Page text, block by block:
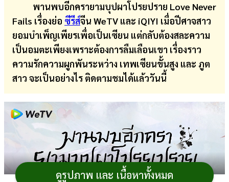
พานพบอีกครายามบุปผาโปรยปราย Love Never
Fails เรื่องย่อ ซีรีส์จีน WeTV และ iQIYI เมื่อปีศาจสาว
ยอมบำเพ็ญเพียรเพื่อเป็นเซียน แต่กลับต้องสละความ
เป็นอมตะเพียงเพราะต้องการลืมเลือนเขา เรื่องราว
ความรักความผูกพันระหว่าง เทพเซียนขั้นสูง และ ภูต
สาว จะเป็นอย่างไร ติดตามชมได้แล้ววันนี้
ดูรูปภาพ และ เนื้อหาทั้งหมด
บอล
สด
การ
เงิน
การ
ศึกษา
บันเทิง
ดู
หนัง